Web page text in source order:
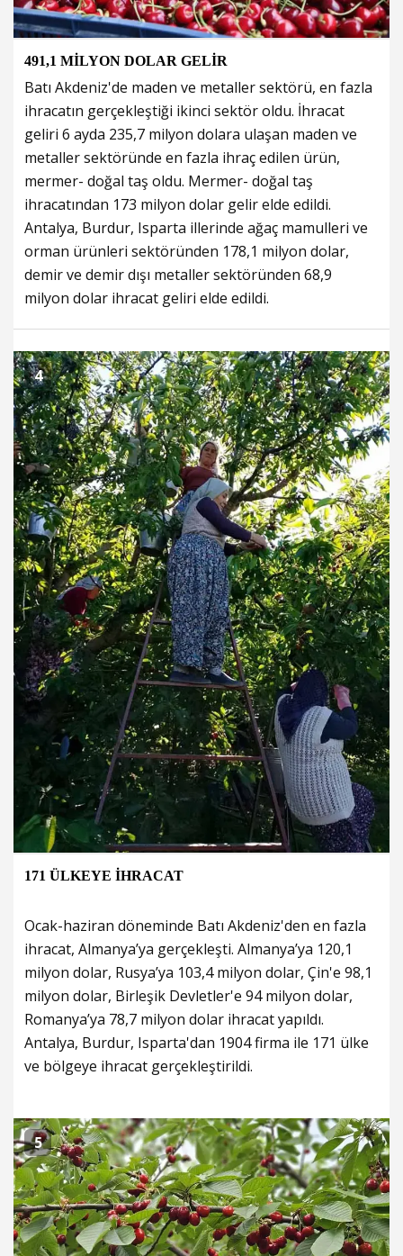
491,1 MİLYON DOLAR GELİR
Batı Akdeniz'de maden ve metaller sektörü, en fazla
ihracatın gerçekleştiği ikinci sektör oldu. İhracat
geliri 6 ayda 235,7 milyon dolara ulaşan maden ve
metaller sektöründe en fazla ihraç edilen ürün,
mermer- doğal taş oldu. Mermer- doğal taş
ihracatından 173 milyon dolar gelir elde edildi.
Antalya, Burdur, Isparta illerinde ağaç mamulleri ve
orman ürünleri sektöründen 178,1 milyon dolar,
demir ve demir dışı metaller sektöründen 68,9
milyon dolar ihracat geliri elde edildi.
4
171 ÜLKEYE İHRACAT
Ocak-haziran döneminde Batı Akdeniz'den en fazla
ihracat, Almanya’ya gerçekleşti. Almanya’ya 120,1
milyon dolar, Rusya’ya 103,4 milyon dolar, Çin'e 98,1
milyon dolar, Birleşik Devletler'e 94 milyon dolar,
Romanya’ya 78,7 milyon dolar ihracat yapıldı.
Antalya, Burdur, Isparta'dan 1904 firma ile 171 ülke
ve bölgeye ihracat gerçekleştirildi.
5